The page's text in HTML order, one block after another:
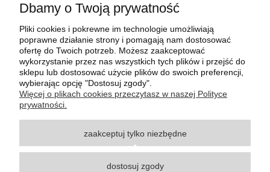
Wszystkie materiały graficzne i zdjęciowe zamieszczone na stronie internetowej polmasz.pl
są prawnie chronione i stanowią własność intelektualną polmasz.pl. Jakiekolwiek
z zastrzeżeniem korzystania o charakterze niekomercyjnym dla użytku osobistego, ze
wskazaniem źródła. Nazwy Carraro, Case, Cat, Caterpillar, Dana Spicer, Doosan, Komatsu,
znakami towarowymi odpowiednich producentów oryginalnego sprzętu. Wszystkie nazwy,
Dbamy o Twoją prywatność
Pliki cookies i pokrewne im technologie umożliwiają
poprawne działanie strony i pomagają nam dostosować
ofertę do Twoich potrzeb. Możesz zaakceptować
wykorzystanie przez nas wszystkich tych plików i przejść do
sklepu lub dostosować użycie plików do swoich preferencji,
wybierając opcję "Dostosuj zgody".
Więcej o plikach cookies przeczytasz w naszej Polityce
prywatności.
zaakceptuj tylko niezbędne
dostosuj zgody